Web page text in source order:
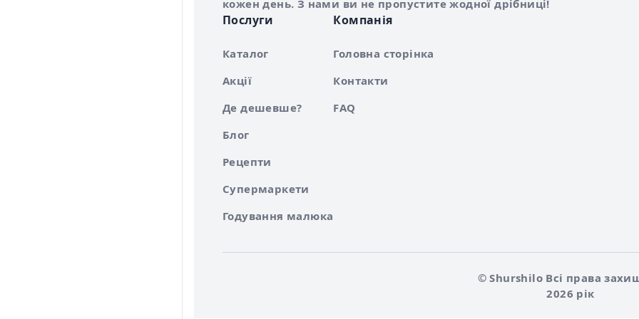
кожен день. З нами ви не пропустите жодної дрібниці!
Послуги
Каталог
Акції
Де дешевше?
Блог
Рецепти
Супермаркети
Годування малюка
Компанія
Головна сторінка
Контакти
FAQ
© Shurshilo Всі права
2026 рік